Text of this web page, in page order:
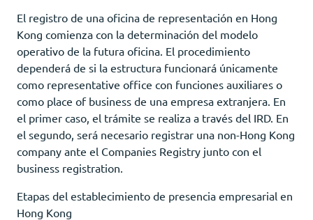
El registro de una oficina de representación en Hong
Kong comienza con la determinación del modelo
operativo de la futura oficina. El procedimiento
dependerá de si la estructura funcionará únicamente
como representative office con funciones auxiliares o
como place of business de una empresa extranjera. En
el primer caso, el trámite se realiza a través del IRD. En
el segundo, será necesario registrar una non-Hong Kong
company ante el Companies Registry junto con el
business registration.
Etapas del establecimiento de presencia empresarial en
Hong Kong